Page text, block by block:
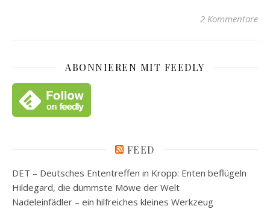
2 Kommentare
ABONNIEREN MIT FEEDLY
FEED
DET – Deutsches Ententreffen in Kropp: Enten beflügeln
Hildegard, die dümmste Möwe der Welt
Nadeleinfädler – ein hilfreiches kleines Werkzeug